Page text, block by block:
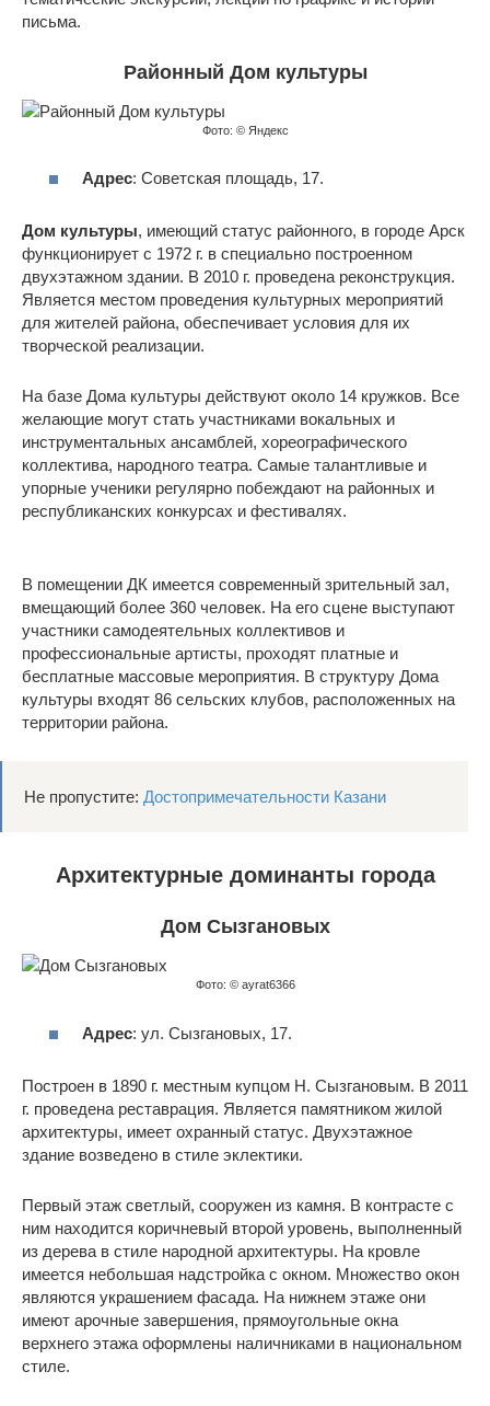
письма.
Районный Дом культуры
Фото: © Яндекс
Адрес: Советская площадь, 17.
Дом культуры, имеющий статус районного, в городе Арск
функционирует с 1972 г. в специально построенном
двухэтажном здании. В 2010 г. проведена реконструкция.
Является местом проведения культурных мероприятий
для жителей района, обеспечивает условия для их
творческой реализации.
На базе Дома культуры действуют около 14 кружков. Все
желающие могут стать участниками вокальных и
инструментальных ансамблей, хореографического
коллектива, народного театра. Самые талантливые и
упорные ученики регулярно побеждают на районных и
республиканских конкурсах и фестивалях.
В помещении ДК имеется современный зрительный зал,
вмещающий более 360 человек. На его сцене выступают
участники самодеятельных коллективов и
профессиональные артисты, проходят платные и
бесплатные массовые мероприятия. В структуру Дома
культуры входят 86 сельских клубов, расположенных на
территории района.
Не пропустите: Достопримечательности Казани
Архитектурные доминанты города
Дом Сызгановых
Фото: © ayrat6366
Адрес: ул. Сызгановых, 17.
Построен в 1890 г. местным купцом Н. Сызгановым. В 2011
г. проведена реставрация. Является памятником жилой
архитектуры, имеет охранный статус. Двухэтажное
здание возведено в стиле эклектики.
Первый этаж светлый, сооружен из камня. В контрасте с
ним находится коричневый второй уровень, выполненный
из дерева в стиле народной архитектуры. На кровле
имеется небольшая надстройка с окном. Множество окон
являются украшением фасада. На нижнем этаже они
имеют арочные завершения, прямоугольные окна
верхнего этажа оформлены наличниками в национальном
стиле.